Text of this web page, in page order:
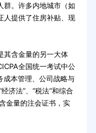
群。许多内地城市（如
人提供了住房补贴、现
含金量的另一大体
全国统一考试中公
成本管理、公司战略与
济法”、“税法”和综合
金量的注会证书，实